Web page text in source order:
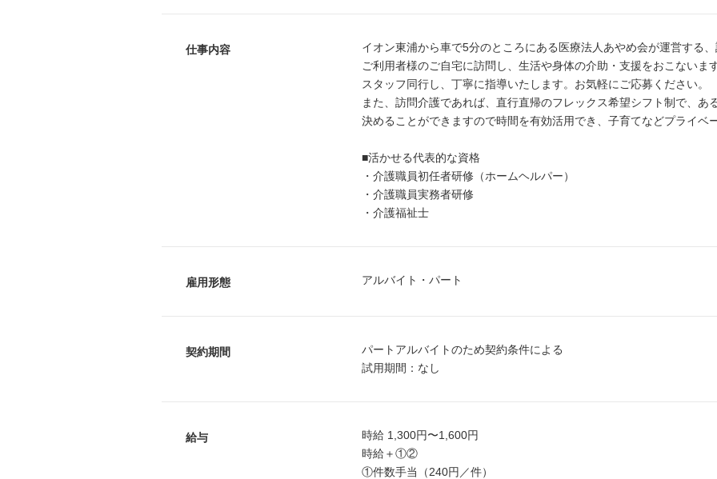
仕事内容
イオン東浦から車で5分のところにある医療法人あやめ会が運営する
ご利用者様のご自宅に訪問し、生活や身体の介助・支援をおこないま
スタッフ同行し、丁寧に指導いたします。お気軽にご応募ください。
また、訪問介護であれば、直行直帰のフレックス希望シフト制で、あ
決めることができますので時間を有効活用でき、子育てなどプライベ
■活かせる代表的な資格
・介護職員初任者研修（ホームヘルパー）
・介護職員実務者研修
・介護福祉士
雇用形態 アルバイト・パート
契約期間
パートアルバイトのため契約条件による
試用期間：なし
給与
時給 1,300円〜1,600円
時給＋①②
①件数手当（240円／件）